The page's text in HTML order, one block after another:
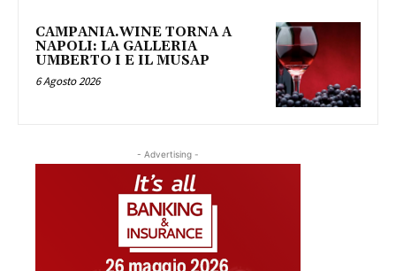
CAMPANIA.WINE TORNA A
NAPOLI: LA GALLERIA
UMBERTO I E IL MUSAP
6 Agosto 2026
- Advertising -